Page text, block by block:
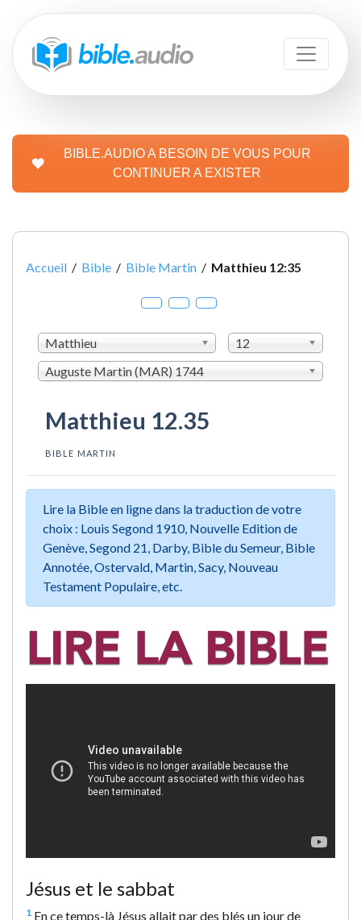
BIBLE.AUDIO A BESOIN DE VOUS POUR
CONTINUER A EXISTER
Accueil / Bible / Bible Martin / Matthieu 12:35
Matthieu
12
Auguste Martin (MAR) 1744
Matthieu 12.35
BIBLE MARTIN
Lire la Bible en ligne dans la traduction de votre
choix : Louis Segond 1910, Nouvelle Edition de
Genève, Segond 21, Darby, Bible du Semeur, Bible
Annotée, Ostervald, Martin, Sacy, Nouveau
Testament Populaire, etc.
Jésus et le sabbat
1 En ce temps-là Jésus allait par des blés un jour de